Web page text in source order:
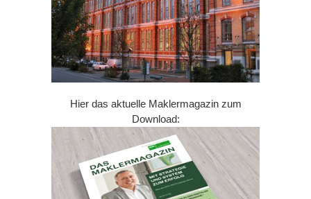
Hier das aktuelle Maklermagazin zum
Download: